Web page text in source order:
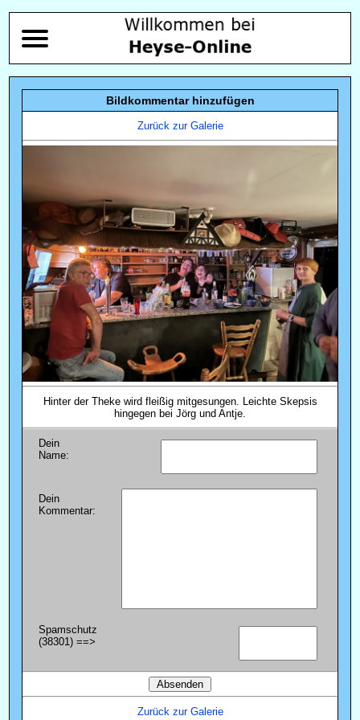
Bildkommentar hinzufügen
Zurück zur Galerie
Hinter der Theke wird fleißig mitgesungen. Leichte Skepsis
hingegen bei Jörg und Antje.
Dein
Name:
Dein
Kommentar:
Spamschutz
(38301) ==>
Zurück zur Galerie